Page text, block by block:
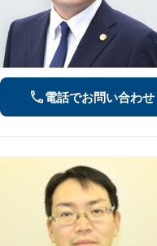
電話でお問い合わせ